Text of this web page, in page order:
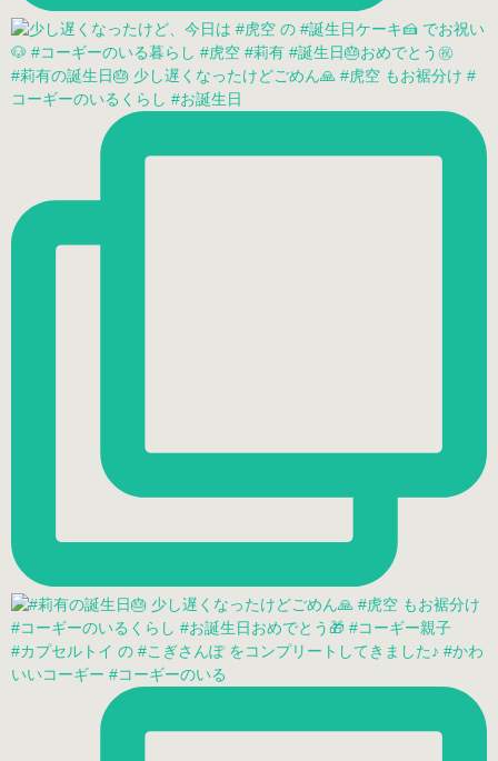
#莉有の誕生日🎂 少し遅くなったけどごめん🙏 #虎空 もお裾分け #
コーギーのいるくらし #お誕生日
#カプセルトイ の #こぎさんぽ をコンプリートしてきました♪ #かわ
いいコーギー #コーギーのいる